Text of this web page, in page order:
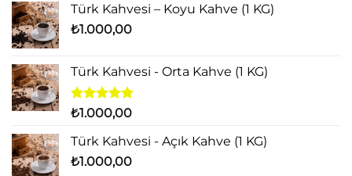
-
Türk Kahvesi – Koyu Kahve (1 KG)
₺1.000,00
Türk Kahvesi - Orta Kahve (1 KG)
5 üzerinden
aldı
₺1.000,00
Türk Kahvesi - Açık Kahve (1 KG)
₺1.000,00